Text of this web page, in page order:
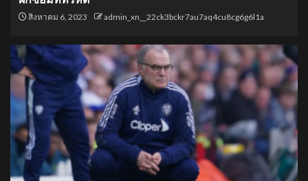
สิงหาคม 6, 2023 admin_xn__22ck3bckr7au7aq4cu8cg6g6l1a